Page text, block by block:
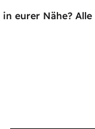
eurer Nähe? Alle